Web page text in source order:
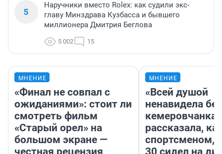
5
Наручники вместо Rolex: как судили экс-
главу Минздрава Кузбасса и бывшего
миллионера Дмитрия Беглова
5 002 15
МНЕНИЕ
«Финал не совпал с
ожиданиями»: стоит ли
смотреть фильм
«Старый орел» на
большом экране —
честная рецензия
МНЕНИЕ
«Всей душой
ненавидела
кемеровчанка
рассказала,
спортсменом,
30 сидел на